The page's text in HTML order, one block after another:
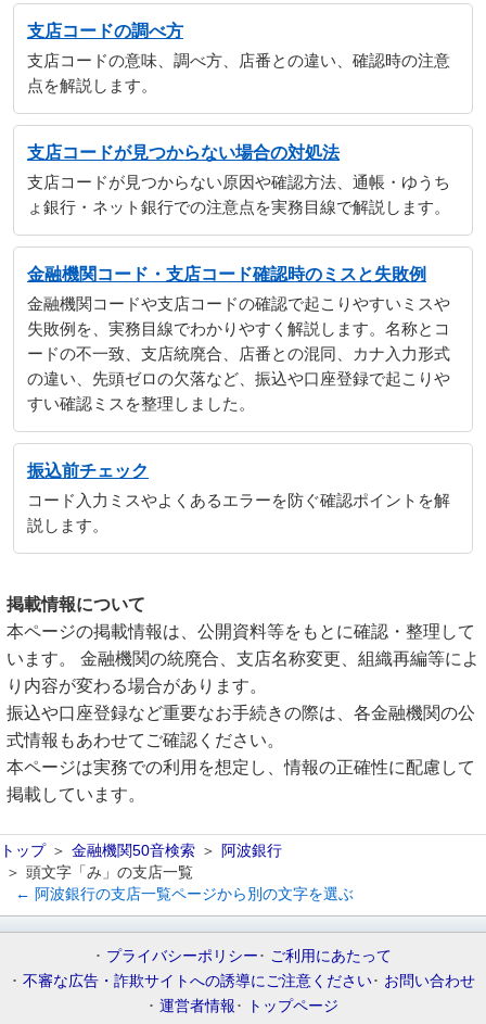
支店コードの調べ方
支店コードの意味、調べ方、店番との違い、確認時の注意
点を解説します。
支店コードが見つからない場合の対処法
支店コードが見つからない原因や確認方法、通帳・ゆうち
ょ銀行・ネット銀行での注意点を実務目線で解説します。
金融機関コード・支店コード確認時のミスと失敗例
金融機関コードや支店コードの確認で起こりやすいミスや
失敗例を、実務目線でわかりやすく解説します。名称とコ
ードの不一致、支店統廃合、店番との混同、カナ入力形式
の違い、先頭ゼロの欠落など、振込や口座登録で起こりや
すい確認ミスを整理しました。
振込前チェック
コード入力ミスやよくあるエラーを防ぐ確認ポイントを解
説します。
掲載情報について
本ページの掲載情報は、公開資料等をもとに確認・整理して
います。 金融機関の統廃合、支店名称変更、組織再編等によ
り内容が変わる場合があります。
振込や口座登録など重要なお手続きの際は、各金融機関の公
式情報もあわせてご確認ください。
本ページは実務での利用を想定し、情報の正確性に配慮して
掲載しています。
トップ 金融機関50音検索
阿波銀行
頭文字「み」の支店一覧
← 阿波銀行の支店一覧ページから別の文字を選ぶ
プライバシーポリシー
ご利用にあたって
不審な広告・詐欺サイトへの誘導にご注意ください
お問い合わせ
運営者情報
トップページ